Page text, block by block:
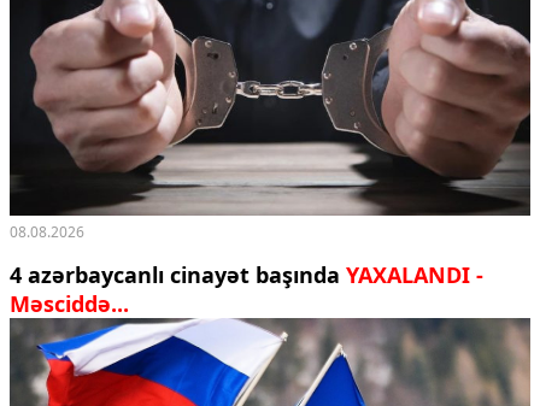
08.08.2026
4 azərbaycanlı cinayət başında YAXALANDI -
Məsciddə...